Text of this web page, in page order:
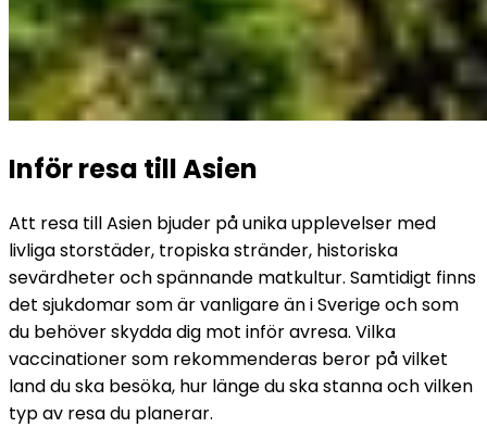
Inför resa till Asien
Att resa till Asien bjuder på unika upplevelser med
livliga storstäder, tropiska stränder, historiska
sevärdheter och spännande matkultur. Samtidigt finns
det sjukdomar som är vanligare än i Sverige och som
du behöver skydda dig mot inför avresa. Vilka
vaccinationer som rekommenderas beror på vilket
land du ska besöka, hur länge du ska stanna och vilken
typ av resa du planerar.